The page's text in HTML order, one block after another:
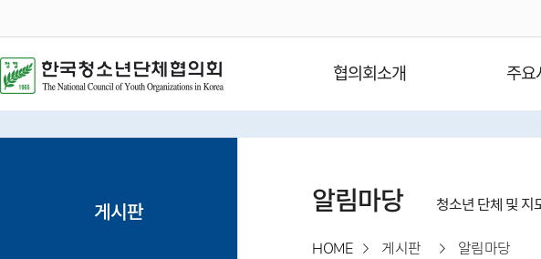
협의회소개 주요
게시판 알림마당 청소년 단체 및 지
HOME 게시판 알림마당